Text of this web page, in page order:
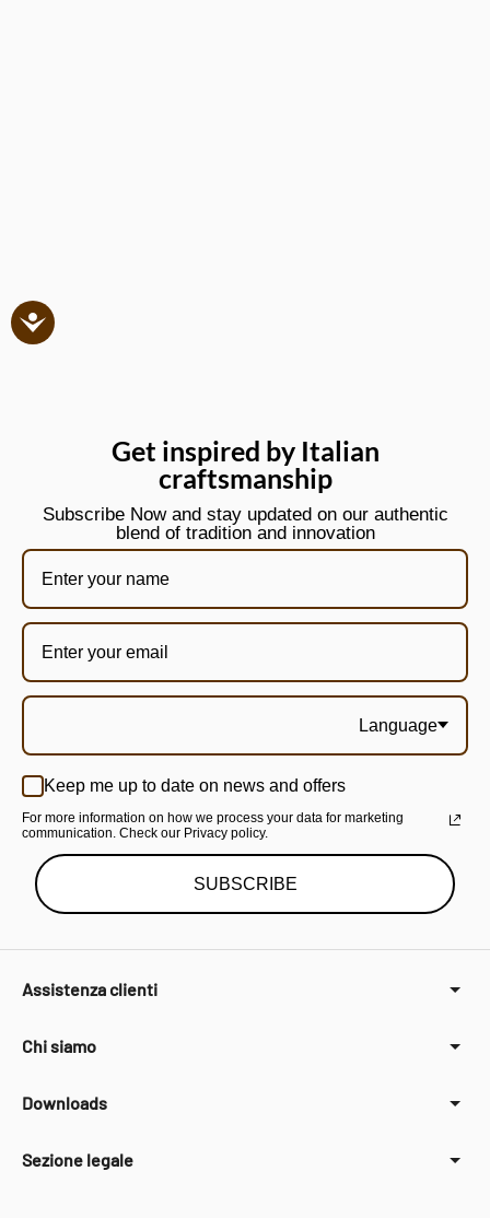
Get inspired by Italian
craftsmanship
Subscribe Now and stay updated on our authentic
blend of tradition and innovation
Language
Keep me up to date on news and offers
For more information on how we process your data for marketing
communication. Check our Privacy policy.
SUBSCRIBE
Assistenza clienti
Chi siamo
Downloads
Sezione legale